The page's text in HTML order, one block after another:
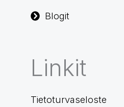
Blogit
Linkit
Tietoturvaseloste